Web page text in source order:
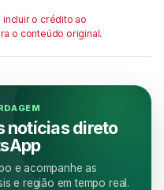
o crédito ao
o conteúdo original.
notícias direto
e acompanhe as
e região em tempo real.